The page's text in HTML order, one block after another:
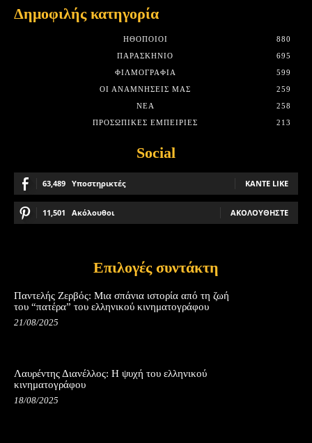
Δημοφιλής κατηγορία
HΘΟΠΟΙΟΊ
880
ΠΑΡΑΣΚΉΝΙΟ
695
ΦΙΛΜΟΓΡΑΦΊΑ
599
ΟΙ ΑΝΑΜΝΉΣΕΙΣ ΜΑΣ
259
ΝΈΑ
258
ΠΡΟΣΩΠΙΚΈΣ ΕΜΠΕΙΡΊΕΣ
213
Social
63,489 Υποστηρικτές ΚΆΝΤΕ LIKE
11,501 Ακόλουθοι ΑΚΟΛΟΥΘΉΣΤΕ
Επιλογές συντάκτη
Παντελής Ζερβός: Μια σπάνια ιστορία από τη ζωή
του “πατέρα” του ελληνικού κινηματογράφου
21/08/2025
Λαυρέντης Διανέλλος: Η ψυχή του ελληνικού
κινηματογράφου
18/08/2025